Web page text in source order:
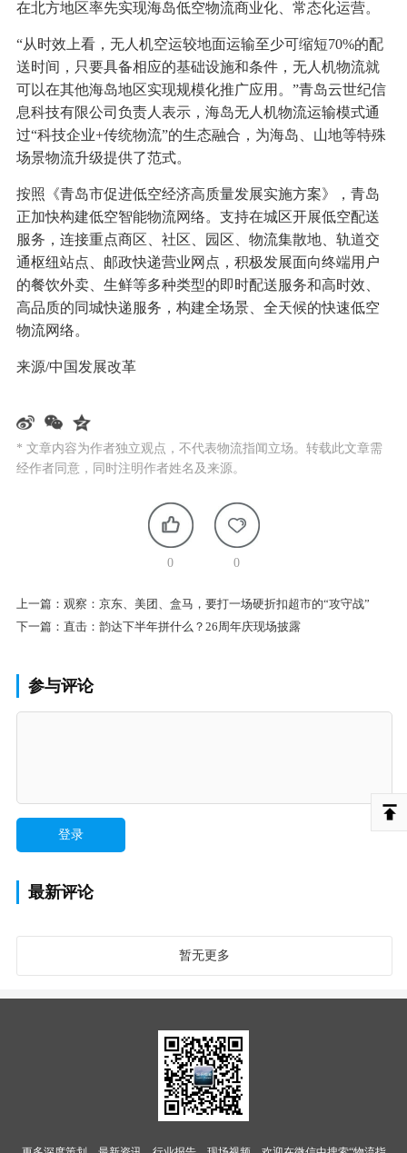
在北方地区率先实现海岛低空物流商业化、常态化运营。
“从时效上看，无人机空运较地面运输至少可缩短70%的配
送时间，只要具备相应的基础设施和条件，无人机物流就
可以在其他海岛地区实现规模化推广应用。”青岛云世纪信
息科技有限公司负责人表示，海岛无人机物流运输模式通
过“科技企业+传统物流”的生态融合，为海岛、山地等特殊
场景物流升级提供了范式。
按照《青岛市促进低空经济高质量发展实施方案》，青岛
正加快构建低空智能物流网络。支持在城区开展低空配送
服务，连接重点商区、社区、园区、物流集散地、轨道交
通枢纽站点、邮政快递营业网点，积极发展面向终端用户
的餐饮外卖、生鲜等多种类型的即时配送服务和高时效、
高品质的同城快递服务，构建全场景、全天候的快速低空
物流网络。
来源/中国发展改革
* 文章内容为作者独立观点，不代表物流指闻立场。转载此文章需
经作者同意，同时注明作者姓名及来源。
0 0
上一篇： 观察：京东、美团、盒马，要打一场硬折扣超市的“攻守战”
下一篇： 直击：韵达下半年拼什么？26周年庆现场披露
参与评论
最新评论
暂无更多